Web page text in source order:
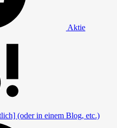
Aktie
(oder in einem Blog, etc.)